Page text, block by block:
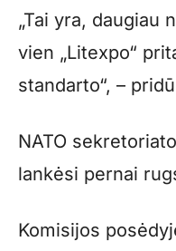
„Tai yra, daugiau
vien „Litexpo“
standarto“, –
NATO
lankėsi pernai
Komisijos